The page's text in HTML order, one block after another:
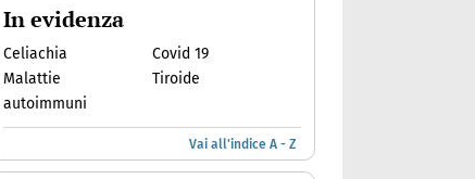
In evidenza
Celiachia
Covid 19
Malattie
autoimmuni
Tiroide
Vai all'indice A - Z